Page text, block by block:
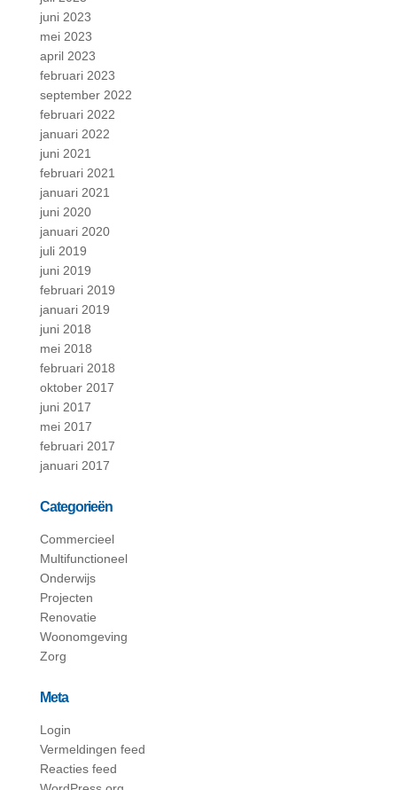
juni 2023
mei 2023
april 2023
februari 2023
september 2022
februari 2022
januari 2022
juni 2021
februari 2021
januari 2021
juni 2020
januari 2020
juli 2019
juni 2019
februari 2019
januari 2019
juni 2018
mei 2018
februari 2018
oktober 2017
juni 2017
mei 2017
februari 2017
januari 2017
Categorieën
Commercieel
Multifunctioneel
Onderwijs
Projecten
Renovatie
Woonomgeving
Zorg
Meta
Login
Vermeldingen feed
Reacties feed